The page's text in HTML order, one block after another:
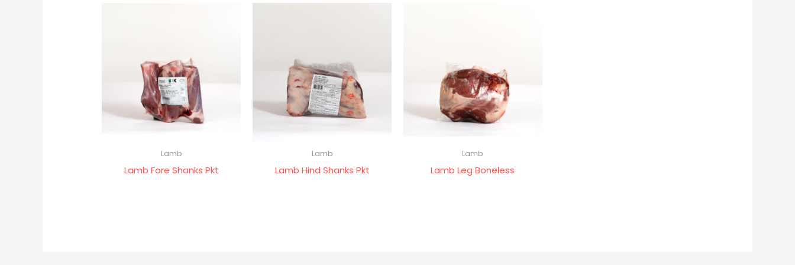
Lamb
Lamb Fore Shanks Pkt
Lamb
Lamb Hind Shanks Pkt
Lamb
Lamb Leg Boneless